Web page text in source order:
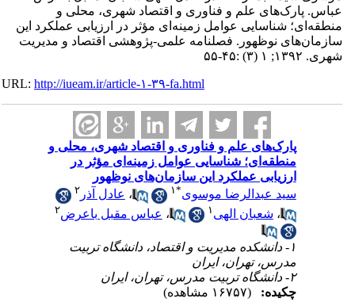
عباس. پارک‌های علم و فناوری و اقتصاد شهری، محلی و
منطقه‌ای؛ شناسایی عوامل زمینه‌ای مؤثر در ارزیابی عملکرد این
سازمان‌های نوظهور. فصلنامه علمی-پژوهشی اقتصاد و مدیریت
شهری. ۱۳۹۲; ۱ (۳) :۴۵-۵۵
URL:http://iueam.ir/article-۱-۳۹-fa.html
پارک‌های علم و فناوری و اقتصاد شهری، محلی و
منطقه‌ای؛ شناسایی عوامل زمینه‌ای مؤثر در
ارزیابی عملکرد این سازمان‌های نوظهور
سید عبدالرضا موسوی* ۱ ،عادل آذر۲
،شعبان الهی ،عباس مقبل باعرض۲
۱- دانشکده مدیریت و اقتصاد، دانشگاه تربیت
مدرس، تهران، ایران
چکیده: